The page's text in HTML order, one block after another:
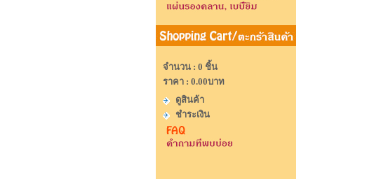
จำนวน : 0 ชิ้น
ราคา : 0.00บาท
ดูสินค้า
ชำระเงิน